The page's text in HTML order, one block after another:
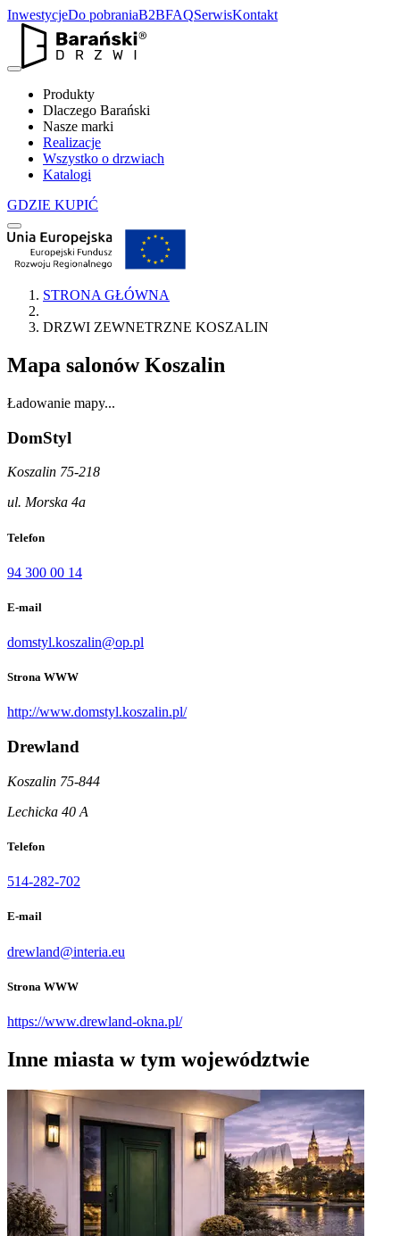
InwestycjeDo pobraniaB2BFAQSerwisKontakt
Produkty
Dlaczego Barański
Nasze marki
Realizacje
Wszystko o drzwiach
Katalogi
GDZIE KUPIĆ
STRONA GŁÓWNA
DRZWI ZEWNETRZNE KOSZALIN
Mapa salonówKoszalin
Ładowanie mapy...
DomStyl
Koszalin 75-218
ul. Morska 4a
Telefon
94 300 00 14
E-mail
domstyl.koszalin@op.pl
Strona WWW
http://www.domstyl.koszalin.pl/
Drewland
Koszalin 75-844
Lechicka 40 A
Telefon
514-282-702
E-mail
drewland@interia.eu
Strona WWW
https://www.drewland-okna.pl/
Inne miasta w tym województwie